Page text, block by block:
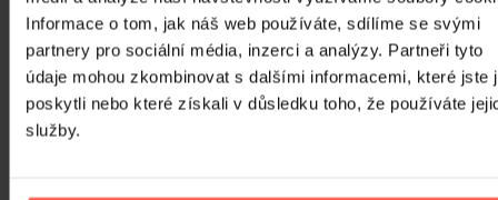
Informace o tom, jak náš web používáte, sdílíme se svými
partnery pro sociální média, inzerci a analýzy. Partneři tyto
údaje mohou zkombinovat s dalšími informacemi, které jste
poskytli nebo které získali v důsledku toho, že používáte
služby.
1
Počet MC
Počet DVD
Počet BD